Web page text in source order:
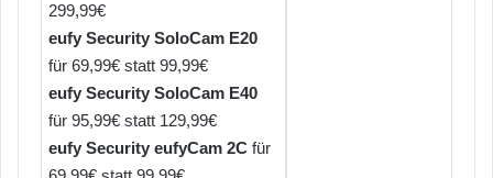
299,99€
eufy Security SoloCam E20
für 69,99€ statt 99,99€
eufy Security SoloCam E40
für 95,99€ statt 129,99€
eufy Security eufyCam 2C für